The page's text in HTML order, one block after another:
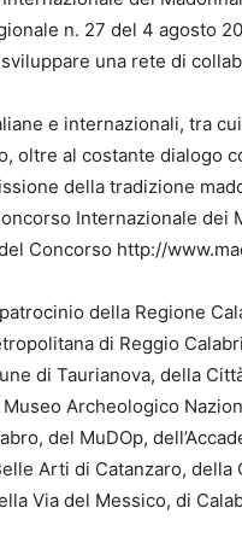
n. 27 del 4 agosto
una rete di
e internazionali, tra
oltre al costante dialogo
della tradizione
Internazionale dei
Concorso http://
della Regione
di Reggio
di Taurianova, della
Archeologico
del MuDOp,
Arti di Catanzaro,
Via del Messico, di